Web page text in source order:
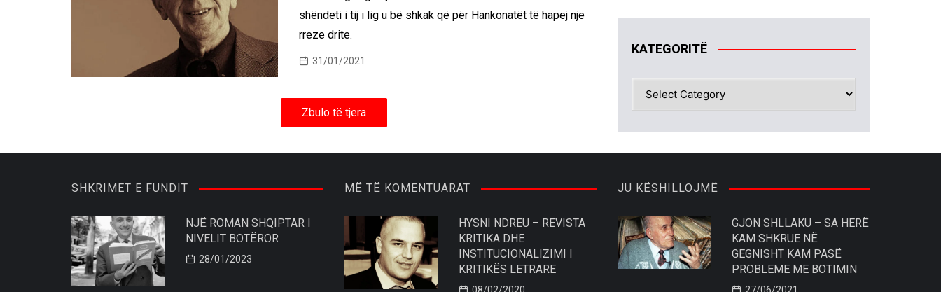
shëndeti i tij i lig u bë shkak që për Hankonatët të hapej një
rreze drite.
31/01/2021
Zbulo të tjera
KATEGORITË
KATEGORITË
SHKRIMET E FUNDIT
NJË ROMAN SHQIPTAR I
NIVELIT BOTËROR
28/01/2023
MË TË KOMENTUARAT
HYSNI NDREU – REVISTA
KRITIKA DHE
INSTITUCIONALIZIMI I
KRITIKËS LETRARE
JU KËSHILLOJMË
GJON SHLLAKU – SA HERË
KAM SHKRUE NË
GEGNISHT KAM PASË
PROBLEME ME BOTIMIN